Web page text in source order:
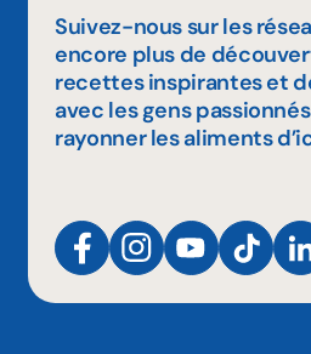
Suivez-nous sur les
encore plus de
recettes inspirantes et
avec les gens
rayonner les aliments